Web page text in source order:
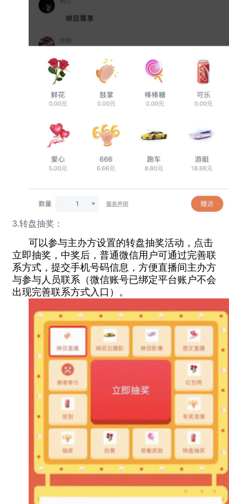
3.转盘抽奖：
可以参与主办方设置的转盘抽奖活动，点击
立即抽奖，中奖后，普通微信用户可通过完善联
系方式，提交手机号码信息，方便直播间主办方
与参与人员联系（微信账号已绑定平台账户不会
出现完善联系方式入口）。